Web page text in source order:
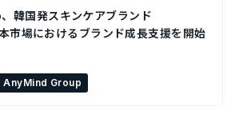
韓国発スキンケアブランド
市場におけるブランド成長支援を開始
AnyMind Group